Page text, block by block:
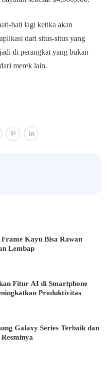
hati lagi ketika akan
dari situs-situs yang
di perangkat yang bukan
merek lain.
Frame Kayu Bisa Rawan
Lembap
Fitur AI di Smartphone
Produktivitas
Galaxy Series Terbaik dan